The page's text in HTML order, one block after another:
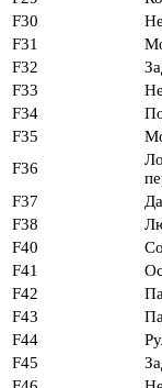
F30
F31
F32
F33
F34
F35
F36
F37
F38
F40
F41
F42
F43
F44
F45